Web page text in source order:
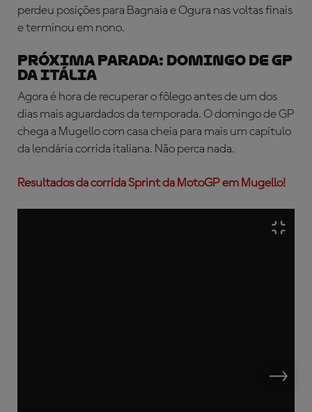
perdeu posições para Bagnaia e Ogura nas voltas finais
e terminou em nono.
PRÓXIMA PARADA: DOMINGO DE GP
DA ITÁLIA
Agora é hora de recuperar o fôlego antes de um dos
dias mais aguardados da temporada. O domingo de GP
chega a Mugello com casa cheia para mais um capítulo
da lendária corrida italiana. Não perca nada.
Resultados da corrida Sprint da MotoGP em Mugello!